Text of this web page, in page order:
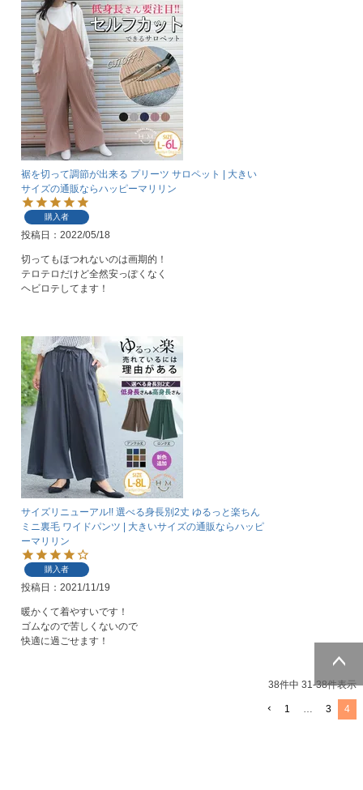
裾を切って調節が出来る プリーツ サロペット | 大きい
サイズの通販ならハッピーマリリン
購入者
投稿日 2022/05/18
切ってもほつれないのは画期的！
テロテロだけど全然安っぽくなく
ヘビロテしてます！
サイズリニューアル!! 選べる身長別2丈 ゆるっと楽ちん
ミニ裏毛 ワイドパンツ | 大きいサイズの通販ならハッピ
ーマリリン
購入者
投稿日 2021/11/19
暖かくて着やすいです！
ゴムなので苦しくないので
快適に過ごせます！
38件中 31-38件表示
1 … 3 4
ページトッ
プへ